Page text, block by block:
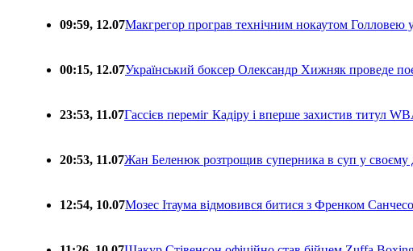
09:59, 12.07Макгрегор програв технічним нокаутом Голловею
00:15, 12.07Український боксер Олександр Хижняк проведе
23:53, 11.07Гассієв переміг Кадіру і вперше захистив титул
20:53, 11.07Жан Беленюк розтрощив суперника в суп у
12:54, 10.07Мозес Ітаума відмовився битися з Френком